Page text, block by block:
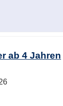
ab 4 Jahren